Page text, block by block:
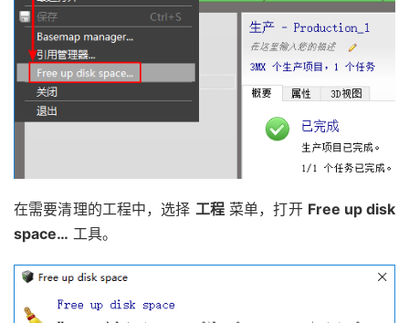
在需要清理的工程中，选择 工程菜单，打开 Free up disk
space… 工具。